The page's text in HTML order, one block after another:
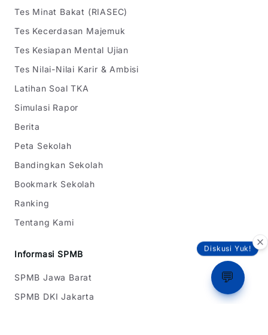
Diskusi Yuk!
💬
Tes Minat Bakat (RIASEC)
Tes Kecerdasan Majemuk
Tes Kesiapan Mental Ujian
Tes Nilai-Nilai Karir & Ambisi
Latihan Soal TKA
Simulasi Rapor
Berita
Peta Sekolah
Bandingkan Sekolah
Bookmark Sekolah
Ranking
Tentang Kami
Informasi SPMB
SPMB Jawa Barat
SPMB DKI Jakarta